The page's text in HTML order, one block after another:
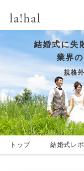
結婚式に失
業界
規格
トップ 結婚式レ